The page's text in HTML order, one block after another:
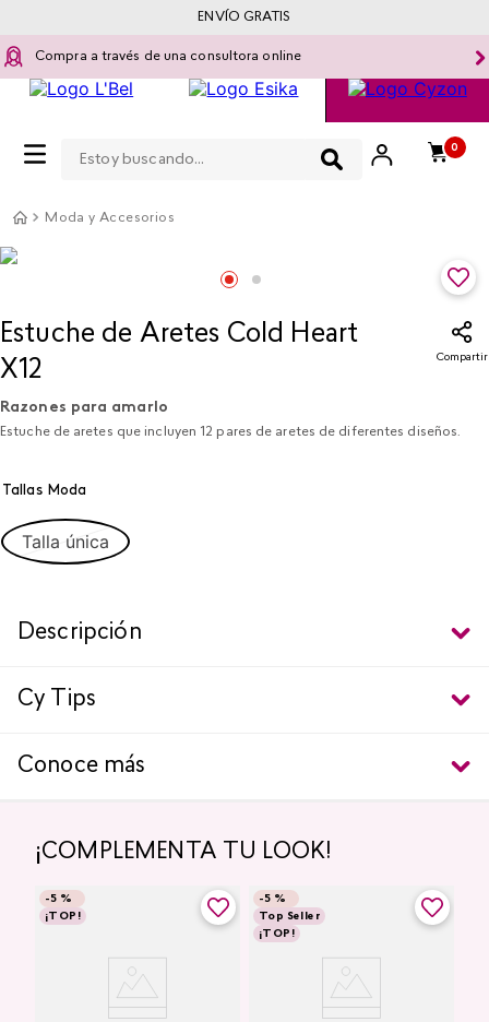
Compra a través de una consultora online
0
ENVÍO GRATIS
Moda y Accesorios
Estuche de Aretes Cold Heart
X12
Compartir
Razones para amarlo
Estuche de aretes que incluyen 12 pares de aretes de diferentes diseños.
Tallas Moda
Talla única
Descripción
Cy Tips
Conoce más
¡COMPLEMENTA TU LOOK!
-5 %
¡TOP!
-5 %
Top Seller
¡TOP!